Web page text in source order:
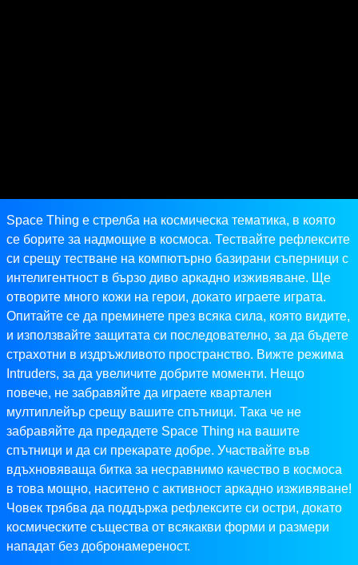
Space Thing е стрелба на космическа тематика, в която
се борите за надмощие в космоса. Тествайте рефлексите
си срещу тестване на компютърно базирани съперници с
интелигентност в бързо диво аркадно изживяване. Ще
отворите много кожи на герои, докато играете играта.
Опитайте се да преминете през всяка сила, която видите,
и използвайте защитата си последователно, за да бъдете
страхотни в издръжливото пространство. Вижте режима
Intruders, за да увеличите добрите моменти. Нещо
повече, не забравяйте да играете квартален
мултиплейър срещу вашите спътници. Така че не
забравяйте да предадете Space Thing на вашите
спътници и да си прекарате добре. Участвайте във
вдъхновяваща битка за несравнимо качество в космоса
в това мощно, наситено с активност аркадно изживяване!
Човек трябва да поддържа рефлексите си остри, докато
космическите същества от всякакви форми и размери
нападат без добронамереност.